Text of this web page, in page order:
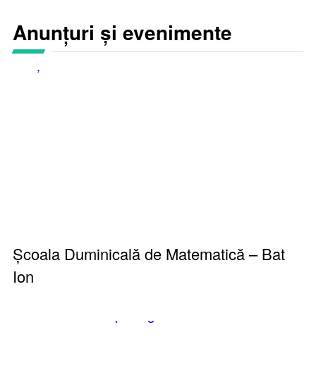
Anunțuri și evenimente
Școala Duminicală de Matematică – Bat
Ion